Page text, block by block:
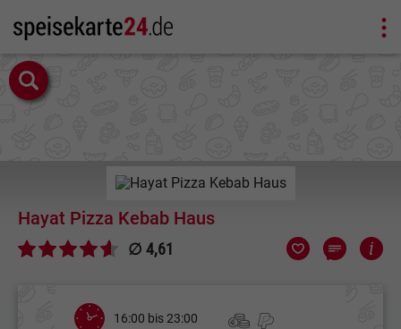
Hayat Pizza Kebab Haus
∅ 4,61
16:00 bis 23:00